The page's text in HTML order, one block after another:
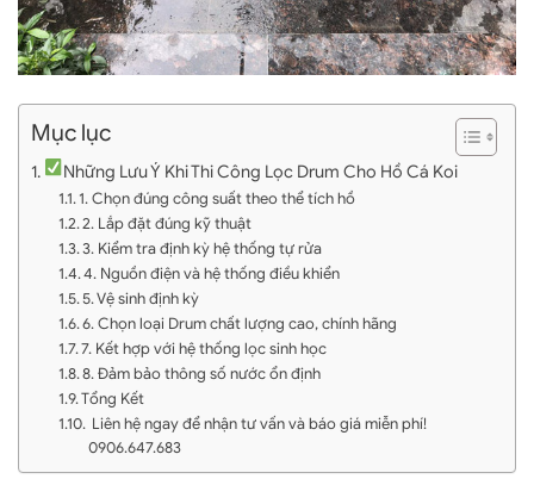
Mục lục
Những Lưu Ý Khi Thi Công Lọc Drum Cho Hồ Cá Koi
1. Chọn đúng công suất theo thể tích hồ
2. Lắp đặt đúng kỹ thuật
3. Kiểm tra định kỳ hệ thống tự rửa
4. Nguồn điện và hệ thống điều khiển
5. Vệ sinh định kỳ
6. Chọn loại Drum chất lượng cao, chính hãng
7. Kết hợp với hệ thống lọc sinh học
8. Đảm bảo thông số nước ổn định
Tổng Kết
Liên hệ ngay để nhận tư vấn và báo giá miễn phí!
0906.647.683